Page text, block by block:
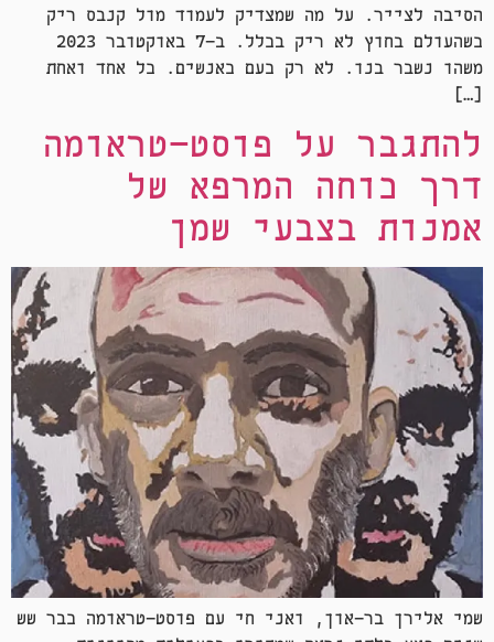
הסיבה לצייר. על מה שמצדיק לעמוד מול קנבס ריק
כשהעולם בחוץ לא ריק בכלל. ב-7 באוקטובר 2023
משהו נשבר בנו. לא רק כעם כאנשים. כל אחד ואחת
[…]
להתגבר על פוסט-טראומה
דרך כוחה המרפא של
אמנות בצבעי שמן
שמי אלירן בר-און, ואני חי עם פוסט-טראומה כבר שש